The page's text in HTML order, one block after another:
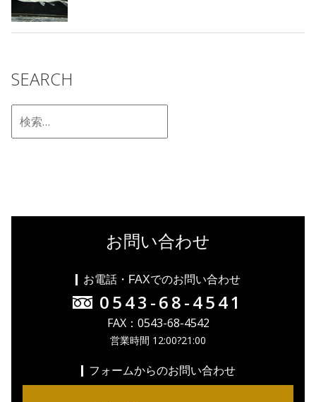
SEARCH
お問い合わせ
お電話・FAXでのお問い合わせ
0543-68-4541
FAX：0543-68-4542
営業時間 12:00?21:00
フォームからのお問い合わせ